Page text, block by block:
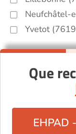
Neufchâtel-
Yvetot
Que
EHPAD